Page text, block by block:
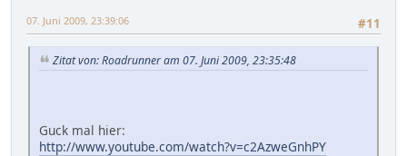
#11
07. Juni 2009, 23:39:06
Zitat von: Roadrunner am 07. Juni 2009, 23:35:48
Guck mal hier:
http://www.youtube.com/watch?v=c2AzweGnhPY